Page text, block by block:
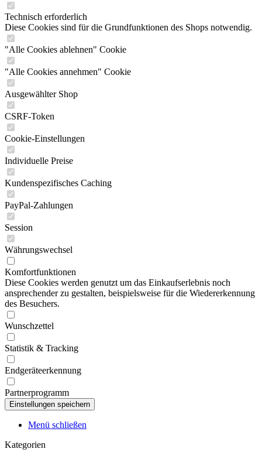
Technisch erforderlich
Diese Cookies sind für die Grundfunktionen des Shops notwendig.
"Alle Cookies ablehnen" Cookie
"Alle Cookies annehmen" Cookie
Ausgewählter Shop
CSRF-Token
Cookie-Einstellungen
Individuelle Preise
Kundenspezifisches Caching
PayPal-Zahlungen
Session
Währungswechsel
Komfortfunktionen
Diese Cookies werden genutzt um das Einkaufserlebnis noch
ansprechender zu gestalten, beispielsweise für die Wiedererkennung
des Besuchers.
Wunschzettel
Statistik & Tracking
Endgeräteerkennung
Partnerprogramm
Menü schließen
Kategorien